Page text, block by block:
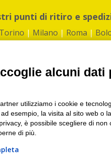
punti di ritiro e
Torino | Milano | Roma |
10821360012 | REA: RM 1494760 |
punti di ritiro tra Bar, Tabaccai,
alcuni dati
utilizziamo i cookie e
esempio, la visita al sito web o
è possibile scegliere di non
di più.